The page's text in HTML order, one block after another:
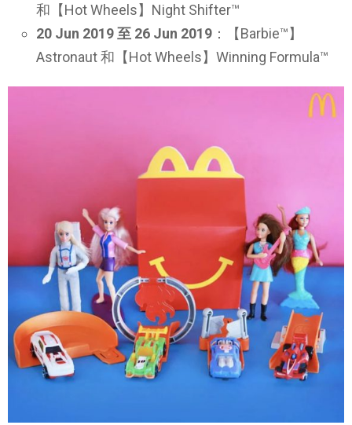
和【Hot Wheels】Night Shifter™
20 Jun 2019 至 26 Jun 2019 ：【Barbie™】
Astronaut 和【Hot Wheels】Winning Formula™